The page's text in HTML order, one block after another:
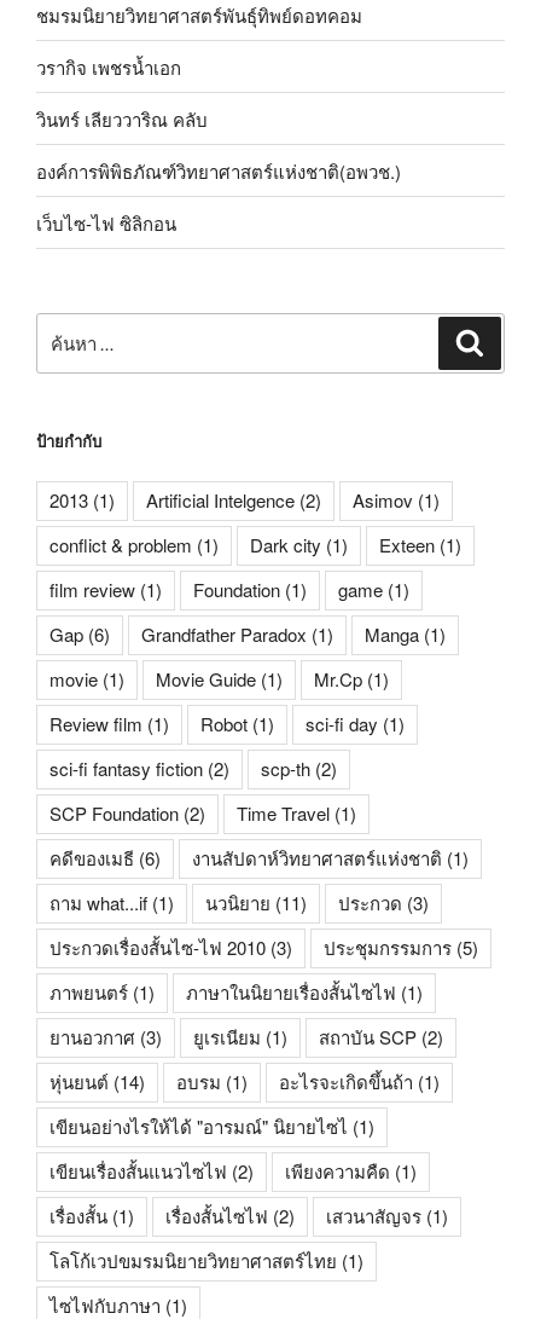
ชมรมนิยายวิทยาศาสตร์พันธุ์ทิพย์ดอทคอม
วรากิจ เพชรน้ำเอก
วินทร์ เลียววาริณ คลับ
องค์การพิพิธภัณฑ์วิทยาศาสตร์แห่งชาติ(อพวช.)
เว็บไซ-ไฟ ซิลิกอน
ป้ายกำกับ
2013 (1) Artificial Intelgence (2) Asimov (1)
conflict & problem (1) Dark city (1) Exteen (1)
film review (1) Foundation (1) game (1)
Gap (6) Grandfather Paradox (1) Manga (1)
movie (1) Movie Guide (1) Mr.Cp (1)
Review film (1) Robot (1) sci-fi day (1)
sci-fi fantasy fiction (2) scp-th (2)
SCP Foundation (2) Time Travel (1)
คดีของเมธี (6) งานสัปดาห์วิทยาศาสตร์แห่งชาติ (1)
ถาม what...if (1) นวนิยาย (11) ประกวด (3)
ประกวดเรื่องสั้นไซ-ไฟ 2010 (3) ประชุมกรรมการ (5)
ภาพยนตร์ (1) ภาษาในนิยายเรื่องสั้นไซไฟ (1)
ยานอวกาศ (3) ยูเรเนียม (1) สถาบัน SCP (2)
หุ่นยนต์ (14) อบรม (1) อะไรจะเกิดขึ้นถ้า (1)
เขียนอย่างไรให้ได้ "อารมณ์" นิยายไซไ (1)
เขียนเรื่องสั้นแนวไซไฟ (2) เพียงความคืด (1)
เรื่องสั้น (1) เรื่องสั้นไซไฟ (2) เสวนาสัญจร (1)
โลโก้เวปขมรมนิยายวิทยาศาสตร์ไทย (1)
ไซไฟกับภาษา (1)